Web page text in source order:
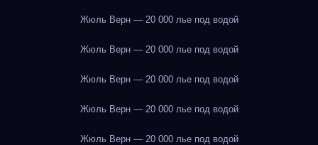
Жюль Верн — 20 000 лье под водой
Жюль Верн — 20 000 лье под водой
Жюль Верн — 20 000 лье под водой
Жюль Верн — 20 000 лье под водой
Жюль Верн — 20 000 лье под водой